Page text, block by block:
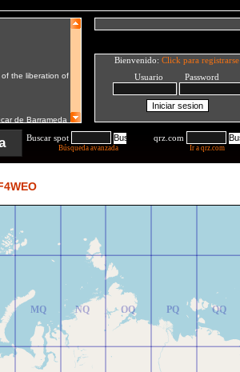
Bienvenido: Click para registrarse
Usuario Password
Buscar spot
Búsqueda avanzada
qrz.com
Ir a qrz.com
MQ
MR
NQ
NR
OQ
OR
PQ
PR
QQ
QR